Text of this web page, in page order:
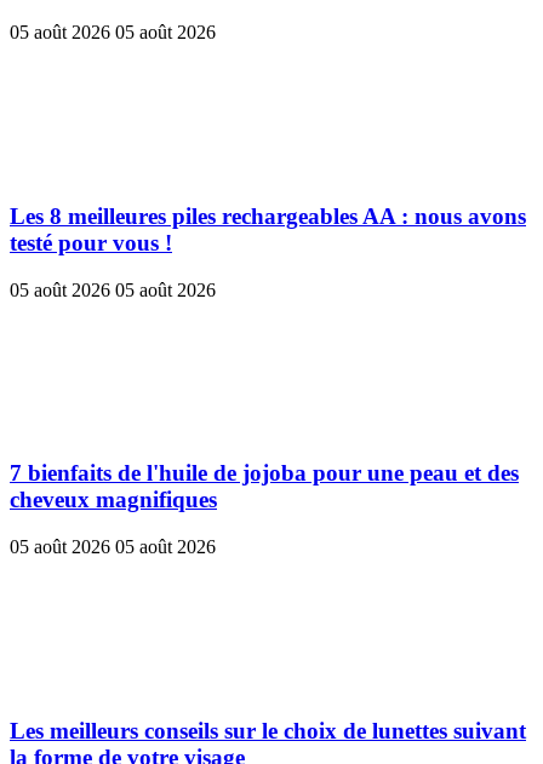
05 août 2026 05 août 2026
Les 8 meilleures piles rechargeables AA : nous avons
testé pour vous !
05 août 2026 05 août 2026
7 bienfaits de l'huile de jojoba pour une peau et des
cheveux magnifiques
05 août 2026 05 août 2026
Les meilleurs conseils sur le choix de lunettes suivant
la forme de votre visage